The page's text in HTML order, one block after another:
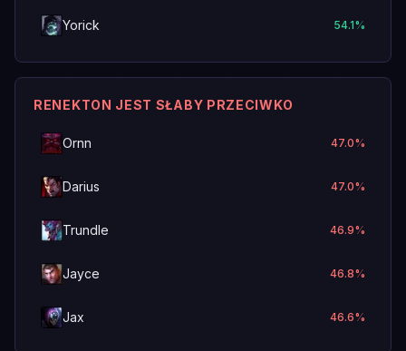
Yorick 54.1%
RENEKTON JEST SŁABY PRZECIWKO
Ornn 47.0%
Darius 47.0%
Trundle 46.9%
Jayce 46.8%
Jax 46.6%